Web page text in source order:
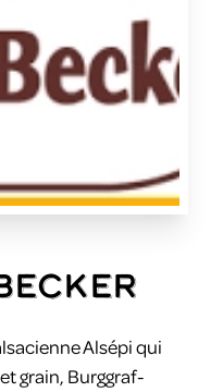
Alsépi qui
grain, Burggraf-